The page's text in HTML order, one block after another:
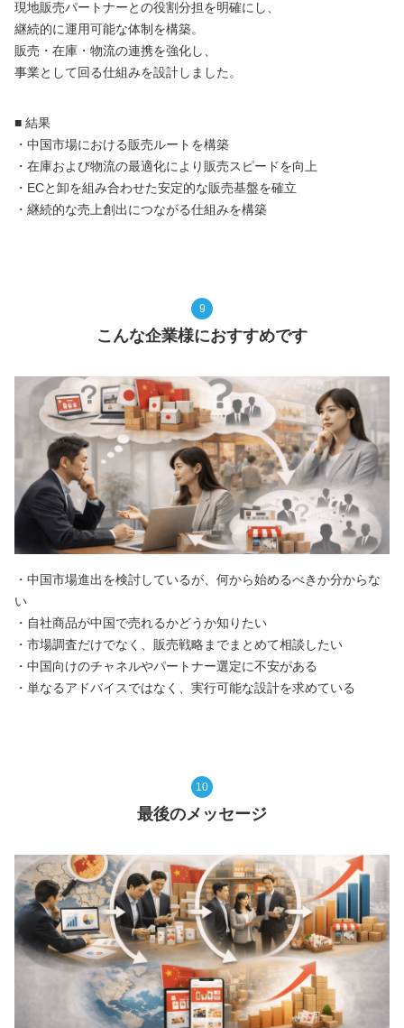
現地販売パートナーとの役割分担を明確にし、
継続的に運用可能な体制を構築。
販売・在庫・物流の連携を強化し、
事業として回る仕組みを設計しました。
■ 結果
・中国市場における販売ルートを構築
・在庫および物流の最適化により販売スピードを向上
・ECと卸を組み合わせた安定的な販売基盤を確立
・継続的な売上創出につながる仕組みを構築
9
こんな企業様におすすめです
・中国市場進出を検討しているが、何から始めるべきか分からな
い
・自社商品が中国で売れるかどうか知りたい
・市場調査だけでなく、販売戦略までまとめて相談したい
・中国向けのチャネルやパートナー選定に不安がある
・単なるアドバイスではなく、実行可能な設計を求めている
10
最後のメッセージ